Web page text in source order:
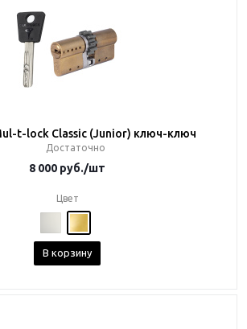
t-lock Classic (Junior) ключ-ключ
Достаточно
8 000 руб./шт
Цвет
В корзину